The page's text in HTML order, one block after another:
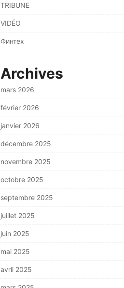
TRIBUNE
VIDÉO
Финтех
Archives
mars 2026
février 2026
janvier 2026
décembre 2025
novembre 2025
octobre 2025
septembre 2025
juillet 2025
juin 2025
mai 2025
avril 2025